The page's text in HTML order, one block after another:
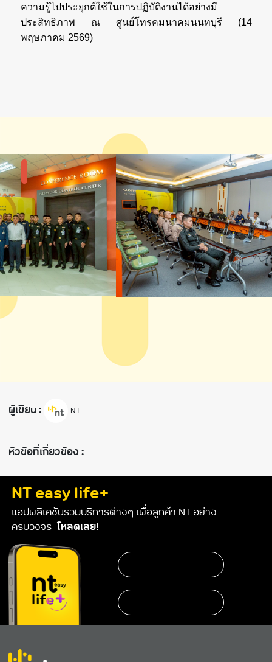
ความรู้ไปประยุกต์ใช้ในการปฏิบัติงานได้อย่างมี
ประสิทธิภาพ ณ ศูนย์โทรคมนาคมนนทบุรี (14
พฤษภาคม 2569)
แกลลอรี่รูปภาพ
ผู้เขียน : NT
ห้วข้อที่เกี่ยวข้อง :
NT easy life+
แอปพลิเคชันรวมบริการต่างๆ เพื่อลูกค้า NT อย่าง
ครบวงจร โหลดเลย!